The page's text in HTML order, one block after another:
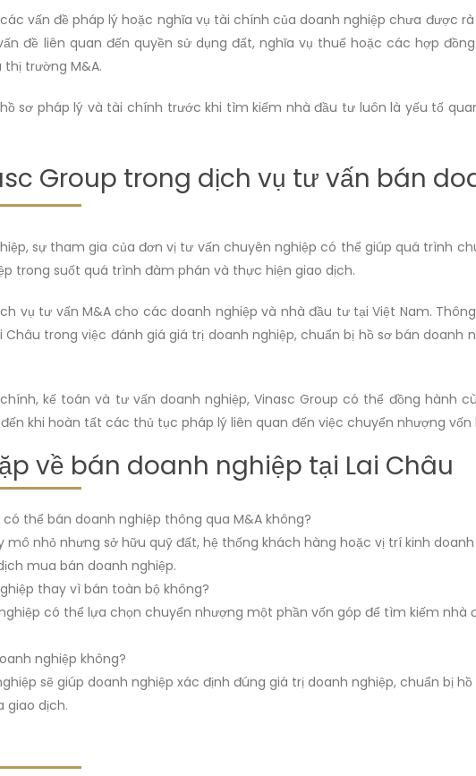
vấn đề pháp lý hoặc nghĩa vụ tài chính của doanh nghiệp chưa được
đề liên quan đến quyền sử dụng đất, nghĩa vụ thuế hoặc các hợp
trường M&A.
sơ pháp lý và tài chính trước khi tìm kiếm nhà đầu tư luôn là yếu tố
Group trong dịch vụ tư vấn bán
sự tham gia của đơn vị tư vấn chuyên nghiệp có thể giúp quá trình
trong suốt quá trình đàm phán và thực hiện giao dịch.
vụ tư vấn M&A cho các doanh nghiệp và nhà đầu tư tại Việt Nam.
trong việc đánh giá giá trị doanh nghiệp, chuẩn bị hồ sơ bán doanh
kế toán và tư vấn doanh nghiệp, Vinasc Group có thể đồng hành
khi hoàn tất các thủ tục pháp lý liên quan đến việc chuyển nhượng
về bán doanh nghiệp tại Lai Châu
thể bán doanh nghiệp thông qua M&A không?
mô nhỏ nhưng sở hữu quỹ đất, hệ thống khách hàng hoặc vị trí kinh
mua bán doanh nghiệp.
thay vì bán toàn bộ không?
có thể lựa chọn chuyển nhượng một phần vốn góp để tìm kiếm
nghiệp không?
sẽ giúp doanh nghiệp xác định đúng giá trị doanh nghiệp, chuẩn bị
giao dịch.